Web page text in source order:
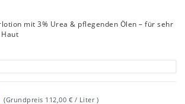
mit 3% Urea & pflegenden Ölen – für sehr
(Grundpreis 112,00 € / Liter )